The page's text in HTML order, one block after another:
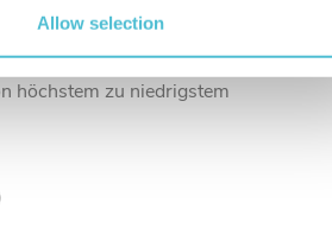
Allow selection
(22 %)
höchstem zu niedrigstem